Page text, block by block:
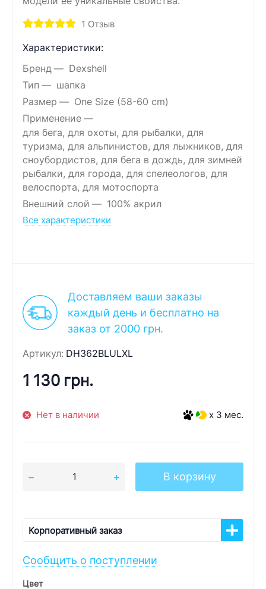
1 Отзыв
Характеристики:
Бренд
Dexshell
Тип
шапка
Размер
One Size (58-60 cm)
Применение
для бега, для охоты, для рыбалки, для
туризма, для альпинистов, для лыжников, для
сноубордистов, для бега в дождь, для зимней
рыбалки, для города, для спелеологов, для
велоспорта, для мотоспорта
Внешний слой
100% акрил
Все характеристики
Доставляем ваши заказы
каждый день и бесплатно на
заказ от 2000 грн.
Артикул: DH362BLULXL
1 130 грн.
Нет в наличии x 3 мес.
В корзину
Корпоративный заказ
Сообщить о поступлении
Цвет